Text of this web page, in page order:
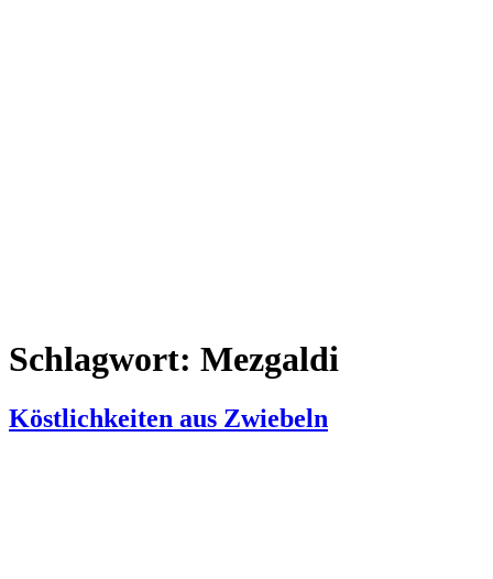
Schlagwort: Mezgaldi
Köstlichkeiten aus Zwiebeln